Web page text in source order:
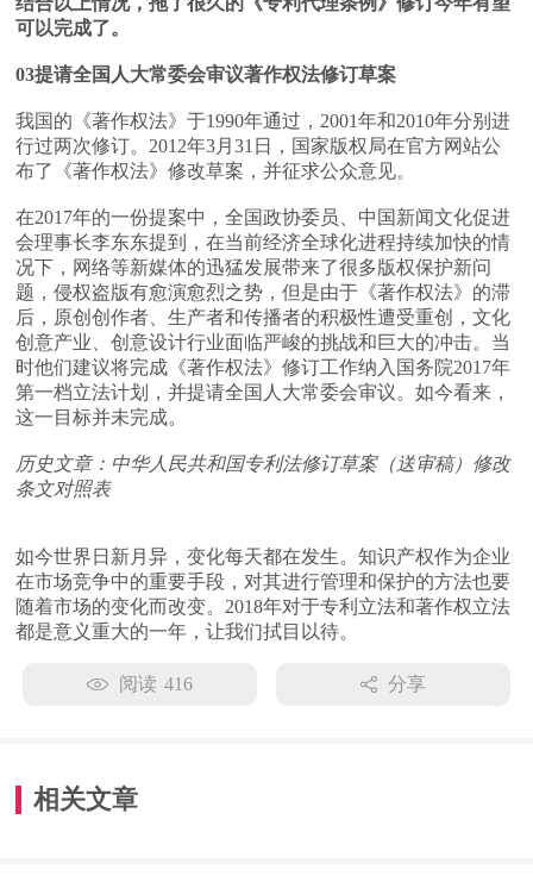
可以完成了。
03提请全国人大常委会审议著作权法修订草案
我国的《著作权法》于1990年通过，2001年和2010年分别进
行过两次修订。2012年3月31日，国家版权局在官方网站公
布了《著作权法》修改草案，并征求公众意见。
在2017年的一份提案中，全国政协委员、中国新闻文化促进
会理事长李东东提到，在当前经济全球化进程持续加快的情
况下，网络等新媒体的迅猛发展带来了很多版权保护新问
题，侵权盗版有愈演愈烈之势，但是由于《著作权法》的滞
后，原创创作者、生产者和传播者的积极性遭受重创，文化
创意产业、创意设计行业面临严峻的挑战和巨大的冲击。当
时他们建议将完成《著作权法》修订工作纳入国务院2017年
第一档立法计划，并提请全国人大常委会审议。如今看来，
这一目标并未完成。
历史文章：中华人民共和国专利法修订草案（送审稿）修改
条文对照表
如今世界日新月异，变化每天都在发生。知识产权作为企业
在市场竞争中的重要手段，对其进行管理和保护的方法也要
随着市场的变化而改变。2018年对于专利立法和著作权立法
都是意义重大的一年，让我们拭目以待。
阅读 416 分享
相关文章